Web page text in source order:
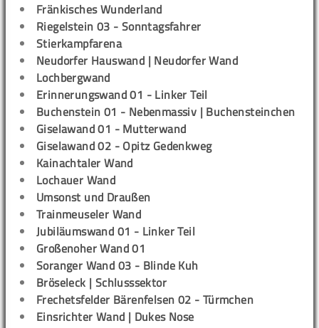
Fränkisches Wunderland
Riegelstein 03 - Sonntagsfahrer
Stierkampfarena
Neudorfer Hauswand | Neudorfer Wand
Lochbergwand
Erinnerungswand 01 - Linker Teil
Buchenstein 01 - Nebenmassiv | Buchensteinchen
Giselawand 01 - Mutterwand
Giselawand 02 - Opitz Gedenkweg
Kainachtaler Wand
Lochauer Wand
Umsonst und Draußen
Trainmeuseler Wand
Jubiläumswand 01 - Linker Teil
Großenoher Wand 01
Soranger Wand 03 - Blinde Kuh
Bröseleck | Schlusssektor
Frechetsfelder Bärenfelsen 02 - Türmchen
Einsrichter Wand | Dukes Nose